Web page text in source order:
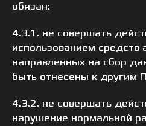
обязан:
4.3.1. не совершать
использованием средств
направленных на сбор
быть отнесены к другим
4.3.2. не совершать
нарушение нормальной